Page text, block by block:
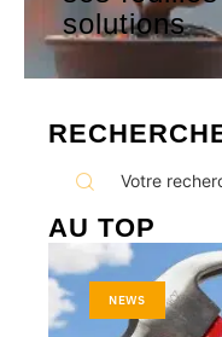
solutions
AU TOP
NEWS